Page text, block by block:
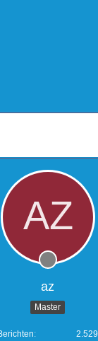
az
Master
2.529